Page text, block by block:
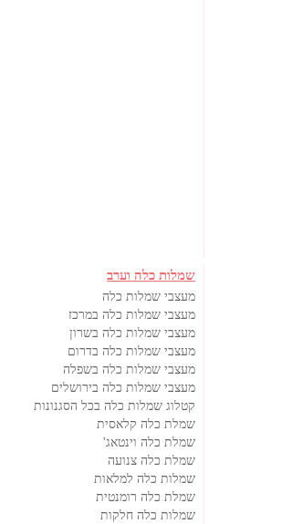
שמלות כלה וערב
מעצבי שמלות כלה
מעצבי שמלות כלה במרכז
מעצבי שמלות כלה בשרון
מעצבי שמלות כלה בדרום
מעצבי שמלות כלה בשפלה
מעצבי שמלות כלה בירושלים
קטלוג שמלות כלה בכל הסגנונות
שמלת כלה קלאסית
שמלת כלה וינטאג'
שמלת כלה צנועה
שמלות כלה למלאות
שמלת כלה רומנטית
שמלות כלה חלקות